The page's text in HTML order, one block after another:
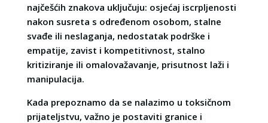
najčešćih znakova uključuju: osjećaj iscrpljenosti
nakon susreta s određenom osobom, stalne
svađe ili neslaganja, nedostatak podrške i
empatije, zavist i kompetitivnost, stalno
kritiziranje ili omalovažavanje, prisutnost laži i
manipulacija.
Kada prepoznamo da se nalazimo u toksičnom
prijateljstvu, važno je postaviti granice i